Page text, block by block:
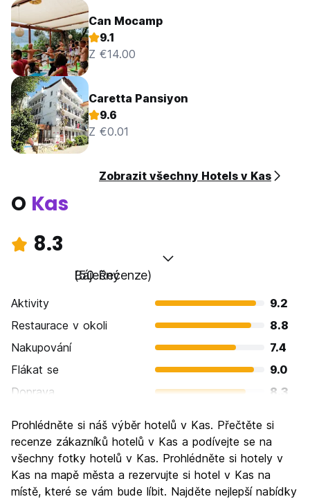
Can Mocamp
9.1
Z €14.00
Caretta Pansiyon
9.6
Z €0.01
Zobrazit všechny Hotels v Kas
O Kas
8.3
Báječný
(50 Recenze)
Aktivity
9.2
Restaurace v okoli
8.8
Nakupování
7.4
Flákat se
9.0
Doprava
8.3
Kultura
7.8
Noční život
7.0
Hodnota za peníze
Prohlédněte si náš výběr hotelů v Kas. Přečtěte si
recenze zákazníků hotelů v Kas a podívejte se na
všechny fotky hotelů v Kas. Prohlédněte si hotely v
Kas na mapě města a rezervujte si hotel v Kas na
místě, které se vám bude líbit. Najděte nejlepší nabídky